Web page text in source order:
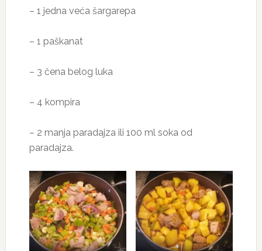
– 1 jedna veća šargarepa
– 1 paškanat
– 3 čena belog luka
– 4 kompira
– 2 manja paradajza ili 100 ml soka od
paradajza.